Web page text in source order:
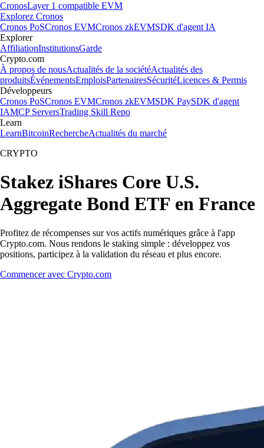
CronosLayer 1 compatible EVM
Explorez Cronos
Cronos PoSCronos EVMCronos zkEVMSDK d'agent IA
Explorer
AffiliationInstitutionsGarde
Crypto.com
À propos de nousActualités de la sociétéActualités des
produitsÉvénementsEmploisPartenairesSécuritéLicences & Permis
Développeurs
Cronos PoSCronos EVMCronos zkEVMSDK PaySDK d'agent
IAMCP ServersTrading Skill Repo
Learn
LearnBitcoinRechercheActualités du marché
CRYPTO
Stakez iShares Core U.S.
Aggregate Bond ETF en France
Profitez de récompenses sur vos actifs numériques grâce à l'app
Crypto.com. Nous rendons le staking simple : développez vos
positions, participez à la validation du réseau et plus encore.
Commencer avec Crypto.com